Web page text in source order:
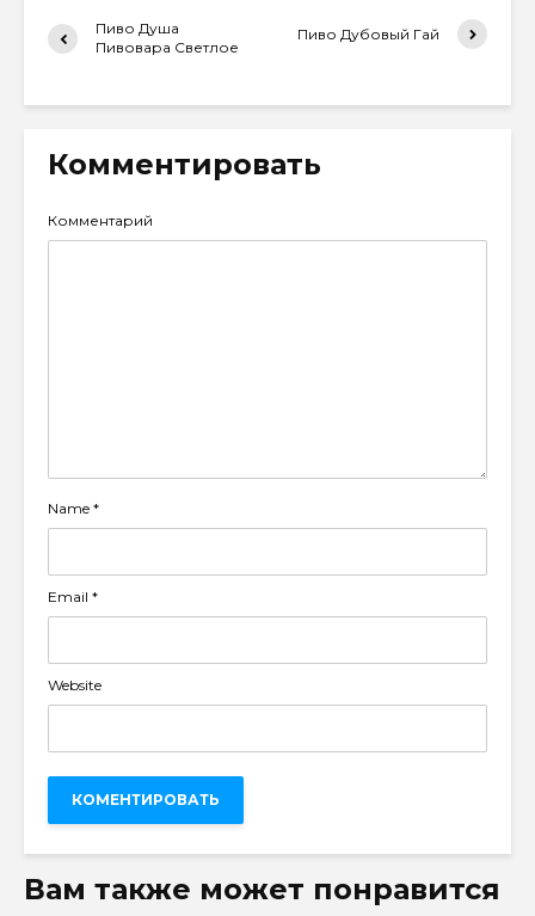
Пиво Душа
Пивовара Светлое
Пиво Дубовый Гай
Комментировать
Комментарий
Name *
Email *
Website
Вам также может понравится